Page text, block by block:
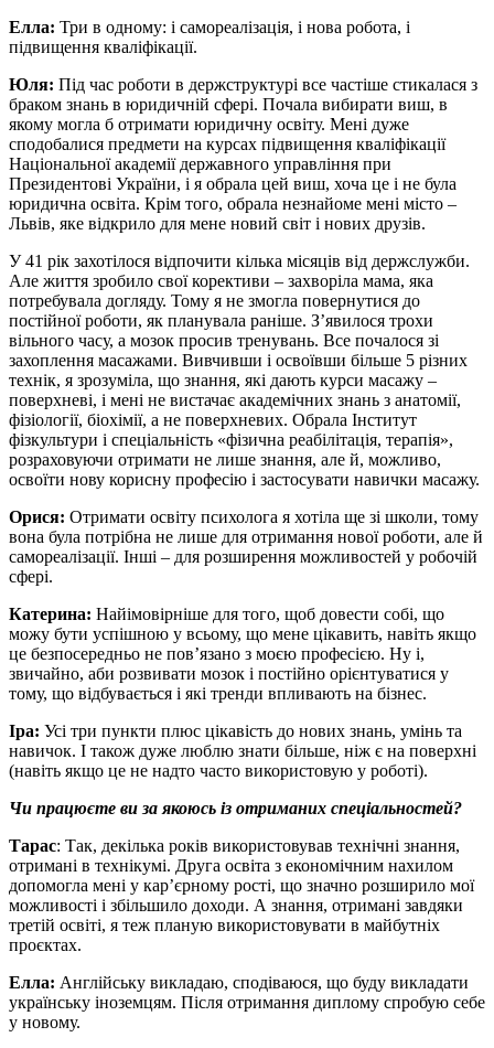
Елла: Три в одному: і самореалізація, і нова робота, і
підвищення кваліфікації.
Юля: Під час роботи в держструктурі все частіше стикалася з
браком знань в юридичній сфері. Почала вибирати виш, в
якому могла б отримати юридичну освіту. Мені дуже
сподобалися предмети на курсах підвищення кваліфікації
Національної академії державного управління при
Президентові України, і я обрала цей виш, хоча це і не була
юридична освіта. Крім того, обрала незнайоме мені місто –
Львів, яке відкрило для мене новий світ і нових друзів.
У 41 рік захотілося відпочити кілька місяців від держслужби.
Але життя зробило свої корективи – захворіла мама, яка
потребувала догляду. Тому я не змогла повернутися до
постійної роботи, як планувала раніше. З’явилося трохи
вільного часу, а мозок просив тренувань. Все почалося зі
захоплення масажами. Вивчивши і освоївши більше 5 різних
технік, я зрозуміла, що знання, які дають курси масажу –
поверхневі, і мені не вистачає академічних знань з анатомії,
фізіології, біохімії, а не поверхневих. Обрала Інститут
фізкультури і спеціальність «фізична реабілітація, терапія»,
розраховуючи отримати не лише знання, але й, можливо,
освоїти нову корисну професію і застосувати навички масажу.
Орися: Отримати освіту психолога я хотіла ще зі школи, тому
вона була потрібна не лише для отримання нової роботи, але й
самореалізації. Інші – для розширення можливостей у робочій
сфері.
Катерина: Найімовірніше для того, щоб довести собі, що
можу бути успішною у всьому, що мене цікавить, навіть якщо
це безпосередньо не пов’язано з моєю професією. Ну і,
звичайно, аби розвивати мозок і постійно орієнтуватися у
тому, що відбувається і які тренди впливають на бізнес.
Іра: Усі три пункти плюс цікавість до нових знань, умінь та
навичок. І також дуже люблю знати більше, ніж є на поверхні
(навіть якщо це не надто часто використовую у роботі).
Чи працюєте ви за якоюсь із отриманих спеціальностей?
Тарас: Так, декілька років використовував технічні знання,
отримані в технікумі. Друга освіта з економічним нахилом
допомогла мені у кар’єрному рості, що значно розширило мої
можливості і збільшило доходи. А знання, отримані завдяки
третій освіті, я теж планую використовувати в майбутніх
проєктах.
Елла: Англійську викладаю, сподіваюся, що буду викладати
українську іноземцям. Після отримання диплому спробую себе
у новому.